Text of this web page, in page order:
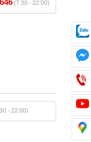
(7:30 - 22:00)
- 22:00)